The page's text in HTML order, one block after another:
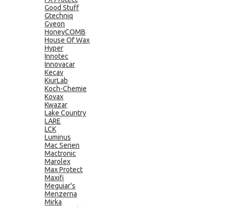
Good Stuff
Gtechniq
Gyeon
HoneyCOMB
House Of Wax
Hyper
Innotec
Innovacar
Kecav
KiurLab
Koch-Chemie
Kovax
Kwazar
Lake Country
LARE
LCK
Luminus
Mac Serien
Mactronic
Marolex
Max Protect
Maxifi
Meguiar's
Menzerna
Mirka